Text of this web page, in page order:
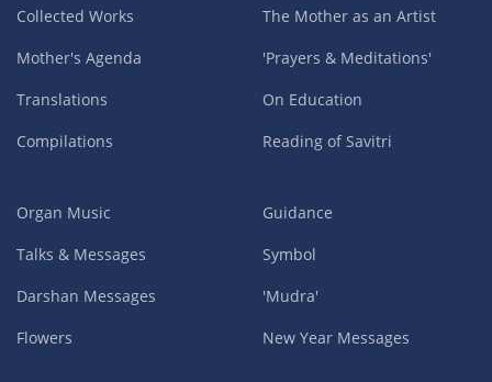
Collected Works
Mother's Agenda
Translations
Compilations
The Mother as an Artist
'Prayers & Meditations'
On Education
Reading of Savitri
Organ Music
Talks & Messages
Darshan Messages
Flowers
Guidance
Symbol
'Mudra'
New Year Messages